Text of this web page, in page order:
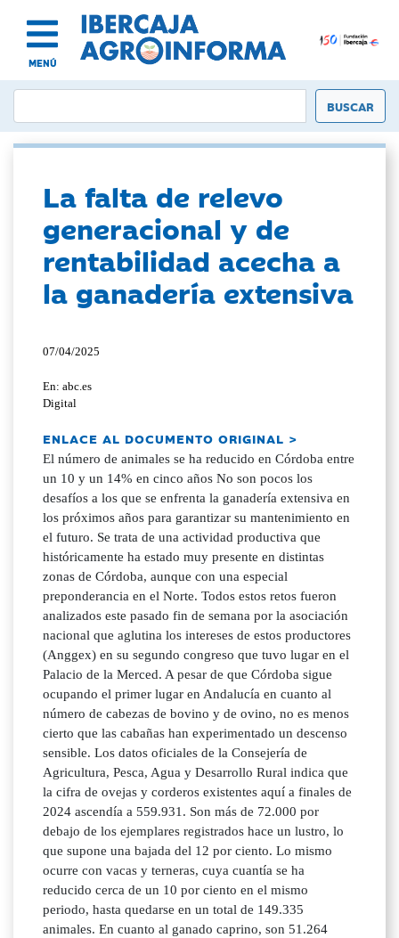
MENÚ
La falta de relevo
generacional y de
rentabilidad acecha a
la ganadería extensiva
07/04/2025
En: abc.es
Digital
ENLACE AL DOCUMENTO ORIGINAL >
El número de animales se ha reducido en Córdoba entre
un 10 y un 14% en cinco años No son pocos los
desafíos a los que se enfrenta la ganadería extensiva en
los próximos años para garantizar su mantenimiento en
el futuro. Se trata de una actividad productiva que
históricamente ha estado muy presente en distintas
zonas de Córdoba, aunque con una especial
preponderancia en el Norte. Todos estos retos fueron
analizados este pasado fin de semana por la asociación
nacional que aglutina los intereses de estos productores
(Anggex) en su segundo congreso que tuvo lugar en el
Palacio de la Merced. A pesar de que Córdoba sigue
ocupando el primer lugar en Andalucía en cuanto al
número de cabezas de bovino y de ovino, no es menos
cierto que las cabañas han experimentado un descenso
sensible. Los datos oficiales de la Consejería de
Agricultura, Pesca, Agua y Desarrollo Rural indica que
la cifra de ovejas y corderos existentes aquí a finales de
2024 ascendía a 559.931. Son más de 72.000 por
debajo de los ejemplares registrados hace un lustro, lo
que supone una bajada del 12 por ciento. Lo mismo
ocurre con vacas y terneras, cuya cuantía se ha
reducido cerca de un 10 por ciento en el mismo
periodo, hasta quedarse en un total de 149.335
animales. En cuanto al ganado caprino, son 51.264